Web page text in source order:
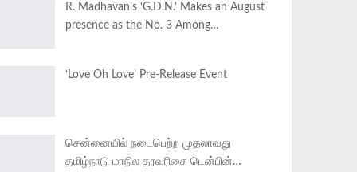
R. Madhavan’s ‘G.D.N.’ Makes an August
presence as the No. 3 Among…
‘Love Oh Love’ Pre-Release Event
சென்னையில் நடைபெற்ற முதலாவது
தமிழ்நாடு மாநில தரவரிசை டென்பின்…